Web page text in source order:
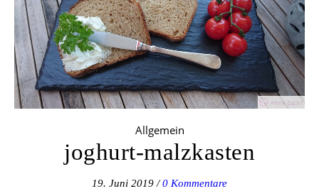
Allgemein
joghurt-malzkasten
19. Juni 2019 / 0 Kommentare